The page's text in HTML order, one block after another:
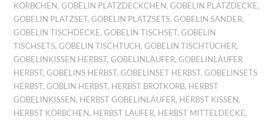
KÖRBCHEN ,GOBELIN PLATZDECKCHEN ,GOBELIN PLATZDECKE,
GOBELIN PLATZSET,GOBELIN PLATZSETS,GOBELIN SANDER,
GOBELIN TISCHDECKE,GOBELIN TISCHSET,GOBELIN
TISCHSETS,GOBELIN TISCHTUCH ,GOBELIN TISCHTÜCHER,
GOBELINKISSEN HERBST,GOBELINLÄUFER,GOBELINLÄUFER
HERBST,GOBELINS HERBST,GOBELINSET HERBST,GOBELINSETS
HERBST,GOBLIN HERBST, HERBST BROTKORB, HERBST
GOBELINKISSEN , HERBST GOBELINLÄUFER, HERBST KISSEN ,
HERBST KÖRBCHEN , HERBST LÄUFER, HERBST MITTELDECKE,